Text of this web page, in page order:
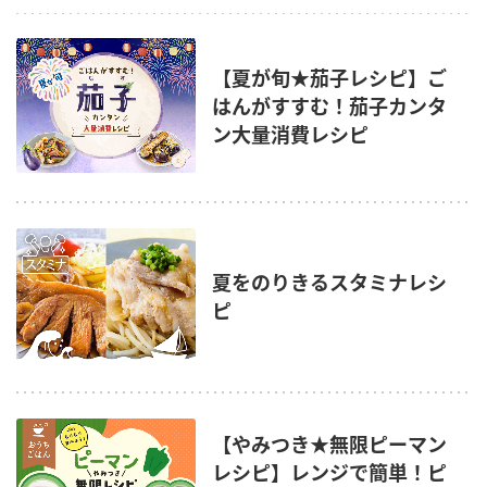
【夏が旬★茄子レシピ】ご
はんがすすむ！茄子カンタ
ン大量消費レシピ
夏をのりきるスタミナレシ
ピ
【やみつき★無限ピーマン
レシピ】レンジで簡単！ピ